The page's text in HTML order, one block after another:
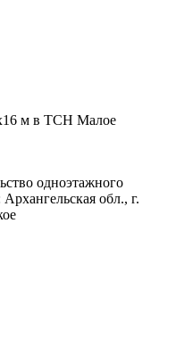
м в ТСН Малое
одноэтажного
обл., г.